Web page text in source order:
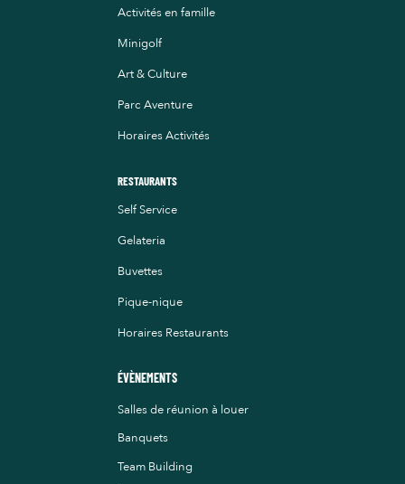
Activités en famille
Minigolf
Art & Culture
Parc Aventure
Horaires Activités
RESTAURANTS
Self Service
Gelateria
Buvettes
Pique-nique
Horaires Restaurants
ÉVÈNEMENTS
Salles de réunion à louer
Banquets
Team Building